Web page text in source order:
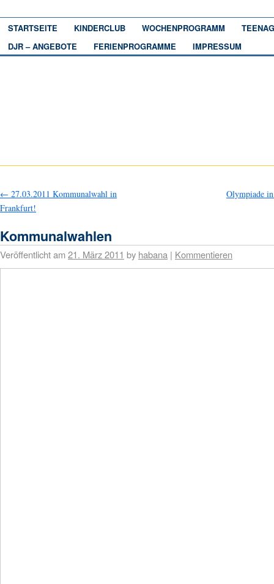
STARTSEITE KINDERCLUB WOCHENPROGRAMM
DJR – ANGEBOTE
FERIENPROGRAMME IMPRESSUM
← 27.03.2011 Kommunalwahl in
Frankfurt!
Olympiade
Kommunalwahlen
Veröffentlicht am21. März 2011 by habana | Kommentieren